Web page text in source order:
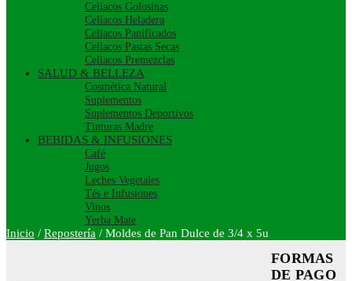
Celíacos Golosinas
Celíacos Heladera
Celíacos Panificados
Celíacos Pastas Secas
Celíacos Premezclas
SALUD & BELLEZA
Cosmética Natural
Suplementos
Suplementos Deportivos
Tinturas Madre
BEBIDAS & INFUSIONES
Café
Jugos
Leches Vegetales
Tés e Infusiones
Vinos
Yerba Mate
Inicio / Repostería / Moldes de Pan Dulce de 3/4 x 5u
FORMAS
DE PAGO